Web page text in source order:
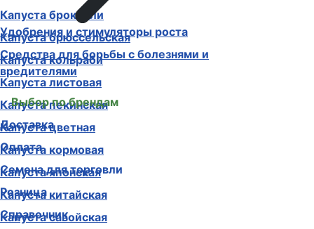
Капуста брокколи
Капуста брюссельская
Капуста кольраби
Капуста листовая
Капуста пекинская
Капуста цветная
Капуста кормовая
Капуста японская
Капуста китайская
Капуста савойская
Удобрения и стимуляторы роста
Средства для борьбы с болезнями и
вредителями
Выбор по брендам
Доставка
Оплата
Семена для торговли
Розница
Справочник